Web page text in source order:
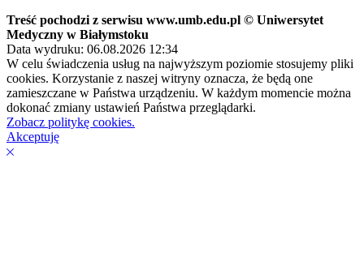
Treść pochodzi z serwisu www.umb.edu.pl © Uniwersytet
Medyczny w Białymstoku
Data wydruku: 06.08.2026 12:34
W celu świadczenia usług na najwyższym poziomie stosujemy pliki
cookies. Korzystanie z naszej witryny oznacza, że będą one
zamieszczane w Państwa urządzeniu. W każdym momencie można
dokonać zmiany ustawień Państwa przeglądarki.
Zobacz politykę cookies.
Akceptuję